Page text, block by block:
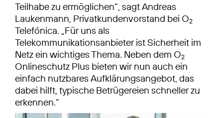
Teilhabe zu ermöglichen“, sagt Andreas
Laukenmann, Privatkundenvorstand bei O2
Telefónica. „Für uns als
Telekommunikationsanbieter ist Sicherheit im
Netz ein wichtiges Thema. Neben dem O2
Onlineschutz Plus bieten wir nun auch ein
einfach nutzbares Aufklärungsangebot, das
dabei hilft, typische Betrügereien schneller zu
erkennen.“